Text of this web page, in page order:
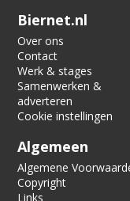
Verification code:
Biernet.nl
Over ons
Contact
Werk & stages
Samenwerken &
adverteren
Cookie instellingen
Algemeen
Algemene
Copyright
Links